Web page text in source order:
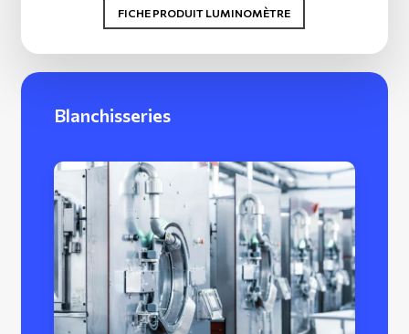
FICHE PRODUIT LUMINOMÈTRE
Blanchisseries